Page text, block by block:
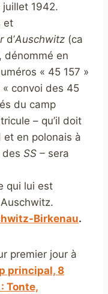
juillet 1942.
et
d’Auschwitz (ca
dénommé en
« 45 157 »
« convoi des 45
du camp
– qu’il doit
et en polonais à
des SS – sera
qui lui est
Birkenau.
premier jour à
principal, 8
Tonte,